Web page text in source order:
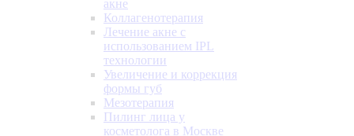
акне
Коллагенотерапия
Лечение акне с
использованием IPL
технологии
Увеличение и коррекция
формы губ
Мезотерапия
Пилинг лица у
косметолога в Москве